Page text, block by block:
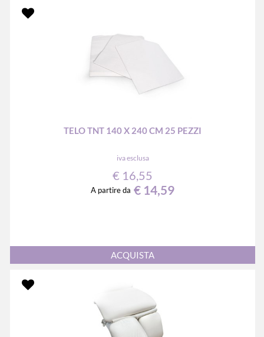
TELO TNT 140 X 240 CM 25 PEZZI
iva esclusa
€ 16,55
A partire da € 14,59
Quantità
ACQUISTA